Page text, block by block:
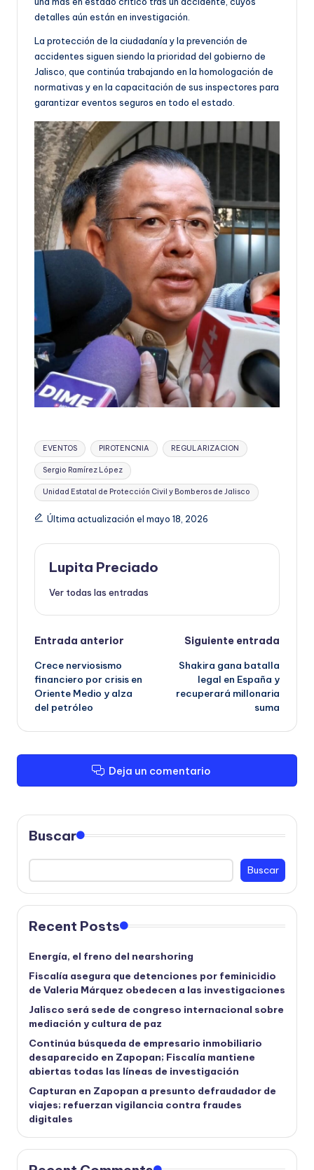
detalles aún están en investigación.
La protección de la ciudadanía y la prevención de
accidentes siguen siendo la prioridad del gobierno de
Jalisco, que continúa trabajando en la homologación de
normativas y en la capacitación de sus inspectores para
garantizar eventos seguros en todo el estado.
Etiquetas:
EVENTOS PIROTENCNIA REGULARIZACION
Sergio Ramírez López
Unidad Estatal de Protección Civil y Bomberos de Jalisco
Última actualización el mayo 18, 2026
Lupita Preciado
Ver todas las entradas
Navegación
de
entradas
Entrada anterior
Crece nerviosismo
financiero por crisis en
Oriente Medio y alza
del petróleo
Siguiente entrada
Shakira gana batalla
legal en España y
recuperará millonaria
suma
Deja un comentario
Buscar
Buscar
Recent Posts
Energía, el freno del nearshoring
Fiscalía asegura que detenciones por feminicidio
de Valeria Márquez obedecen a las investigaciones
Jalisco será sede de congreso internacional sobre
mediación y cultura de paz
Continúa búsqueda de empresario inmobiliario
desaparecido en Zapopan; Fiscalía mantiene
abiertas todas las líneas de investigación
Capturan en Zapopan a presunto defraudador de
viajes; refuerzan vigilancia contra fraudes
digitales